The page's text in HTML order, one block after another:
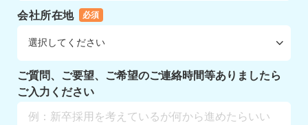
会社所在地 必須
ご質問、ご要望、ご希望のご連絡時間等ありましたら
ご入力ください